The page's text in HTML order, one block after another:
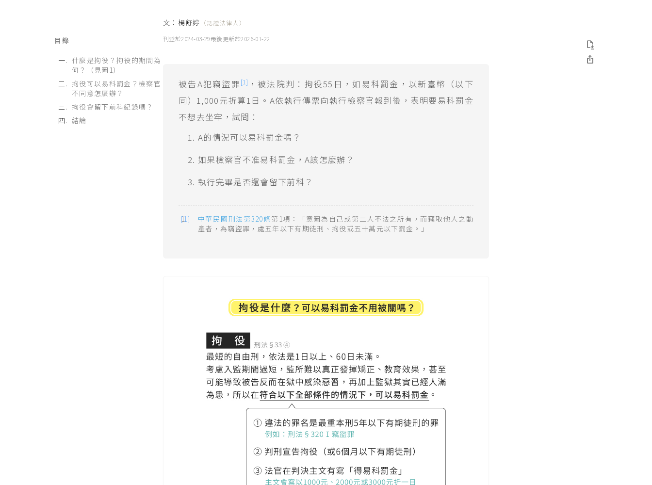
目錄
什麼是拘役？拘役的期間為
何？（見圖1）
拘役可以易科罰金？檢察官
不同意怎麼辦？
拘役會留下前科紀錄嗎？
結論
文： 楊舒婷
（認證法律人）
刊登於2024-03-29最後更新於2026-01-22
被告A犯竊盜罪[1] ，被法院判：拘役55日，如易科罰金，以新臺幣（以下
同）1,000元折算1日。A依執行傳票向執行檢察官報到後，表明要易科罰金
不想去坐牢，試問：
A的情況可以易科罰金嗎？
如果檢察官不准易科罰金，A該怎麼辦？
執行完畢是否還會留下前科？
中華民國刑法第320條 第1項：「意圖為自己或第三人不法之所有，而竊取他人之動
產者，為竊盜罪，處五年以下有期徒刑、拘役或五十萬元以下罰金。」

